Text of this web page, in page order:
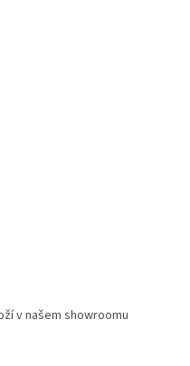
v našem showroomu